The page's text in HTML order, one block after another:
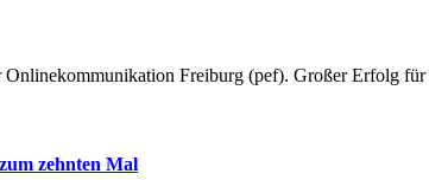
Onlinekommunikation Freiburg (pef). Großer Erfolg
zehnten Mal